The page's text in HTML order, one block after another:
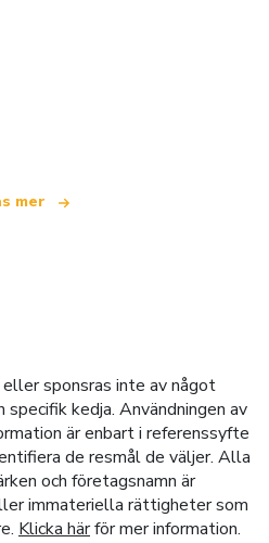
mer
sponsras inte av något
kedja. Användningen av
är enbart i referenssyfte
de resmål de väljer. Alla
och företagsnamn är
immateriella rättigheter som
Klicka härför mer information.